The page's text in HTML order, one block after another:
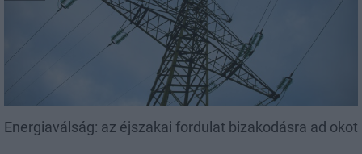
Energiaválság: az éjszakai fordulat bizakodásra ad okot